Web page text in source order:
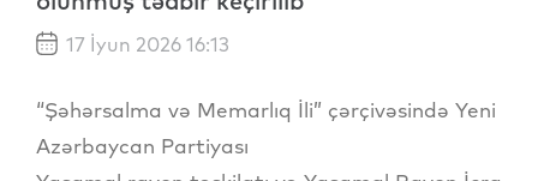
17 İyun 2026 16:13
“Şəhərsalma və Memarlıq İli” çərçivəsində Yeni
Azərbaycan Partiyası